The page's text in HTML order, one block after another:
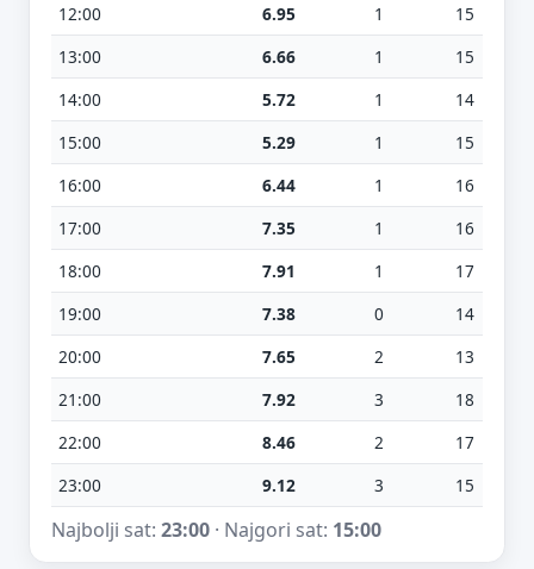
12:00
6.95 1
15
13:00
6.66 1
15
14:00
5.72 1
14
15:00
5.29 1
15
16:00
6.44 1
16
17:00
7.35 1
16
18:00
7.91 1
17
19:00
7.38 0
14
20:00
7.65 2
13
21:00
7.92 3
18
22:00
8.46 2
17
23:00
9.12 3 15
Najbolji sat: 23:00· Najgori sat: 15:00